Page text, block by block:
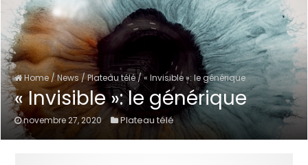
Home/ News /Plateau télé/« Invisible »: le générique
« Invisible »: le générique
novembre 27, 2020 Plateau télé